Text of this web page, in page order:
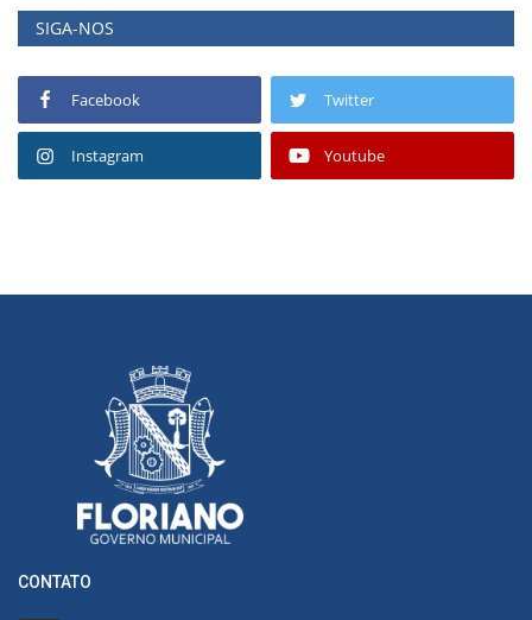
SIGA-NOS
Facebook Twitter
Instagram Youtube
CONTATO